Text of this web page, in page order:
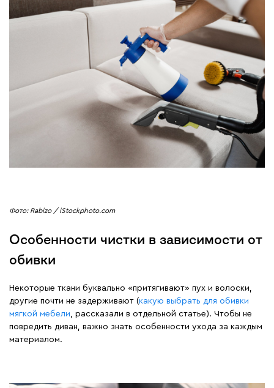
Фото: Rabizo / iStockphoto.com
Особенности чистки в зависимости от
обивки
Некоторые ткани буквально «притягивают» пух и волоски,
другие почти не задерживают (какую выбрать для обивки
мягкой мебели, рассказали в отдельной статье). Чтобы не
повредить диван, важно знать особенности ухода за каждым
материалом.